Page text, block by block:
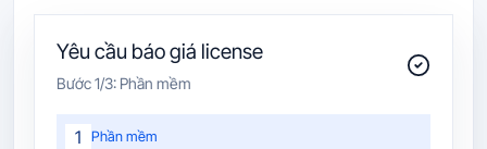
Yêu cầu báo giá license
Bước1/3: Phần mềm
1 Phần mềm